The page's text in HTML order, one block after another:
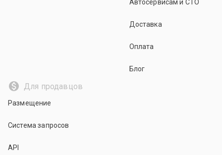
Автосервисам и СТО
Доставка
Оплата
Блог
Для продавцов
Размещение
Система запросов
API